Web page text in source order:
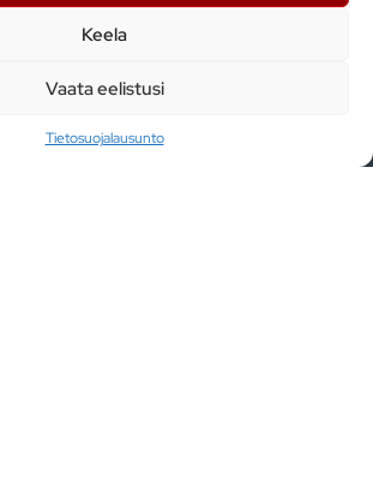
Keela
Vaata eelistusi
Tietosuojalausunto